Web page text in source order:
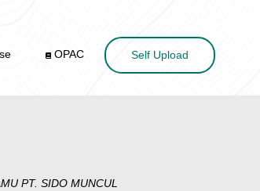
OPAC Self Upload
PT. SIDO MUNCUL